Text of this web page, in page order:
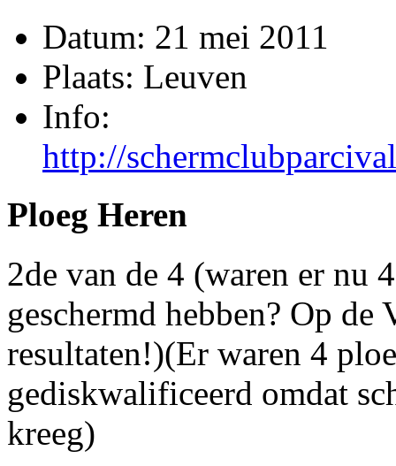
Datum: 21 mei 2011
Plaats: Leuven
Info:
http://
Ploeg Heren
2de van de 4 (waren er nu
geschermd hebben? Op
resultaten!)(Er waren 4
gediskwalificeerd omdat
kreeg)